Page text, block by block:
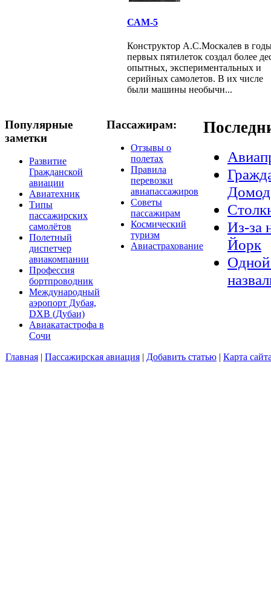
САМ-5
Конструктор А.С.Москалев в
первых пятилеток создал более
опытных, экспериментальных и
серийных самолетов. В их числе
были машины необычн...
Популярные
заметки
Развитие
Гражданской
авиации
Авиатехник
Типы
пассажирских
самолётов
Полетный
диспетчер
авиакомпании
Профессия
бортпроводник
Международный
аэропорт Дубая,
DXB (Дубаи)
Авиакатастрофа в
Сочи
Пассажирам:
Отзывы о
полетах
Правила
перевозки
авиапассажиров
Советы
пассажирам
Космический
туризм
Авиастрахование
Из-за
Йорк
Одной
Главная | Пассажирская авиация | Добавить статью | Карта